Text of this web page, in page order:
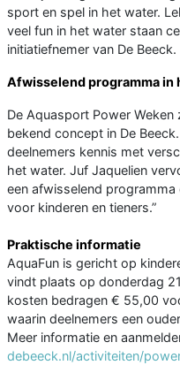
sport en spel in het water.
veel fun in het water staan
initiatiefnemer van De Beeck.
Afwisselend programma in
De Aquasport Power
bekend concept in De
deelnemers kennis met
het water. Juf Jaquelien
een afwisselend
voor kinderen en tieners.”
Praktische informatie
AquaFun is gericht op
vindt plaats op donderdag
kosten bedragen € 55,00
waarin deelnemers een
Meer informatie en
debeeck.nl/activiteiten/